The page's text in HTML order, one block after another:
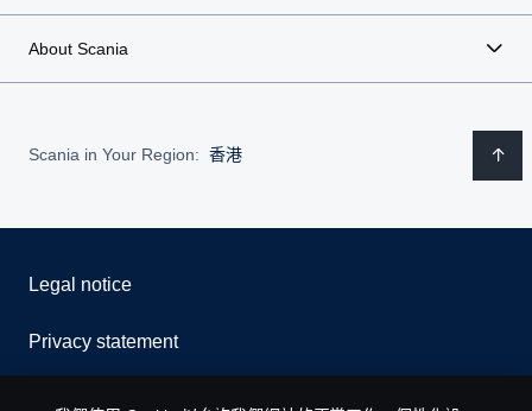
About Scania
Scania in Your Region: 香港
Legal notice
Privacy statement